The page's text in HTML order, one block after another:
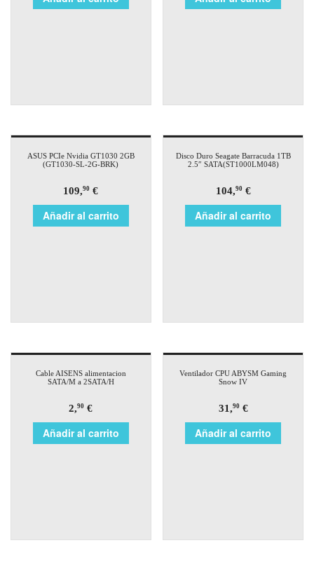
ASUS PCIe Nvidia GT1030 2GB
(GT1030-SL-2G-BRK)
109,90 €
Añadir al carrito
Disco Duro Seagate Barracuda 1TB
2.5″ SATA(ST1000LM048)
104,90€
Añadir al carrito
Cable AISENS alimentacion
SATA/M a 2SATA/H
2,90 €
Añadir al carrito
Ventilador CPU ABYSM Gaming
Snow IV
31,90€
Añadir al carrito